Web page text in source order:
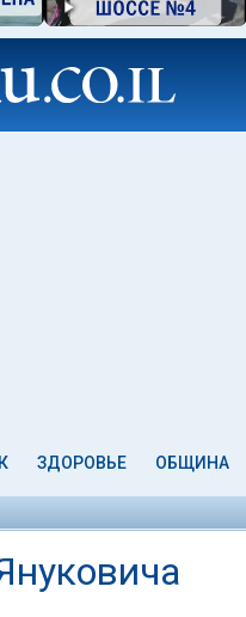
ЗДОРОВЬЕ ОБЩИНА